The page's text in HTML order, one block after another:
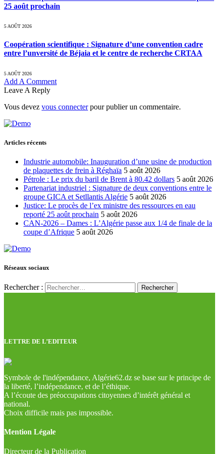
25 août prochain
5 AOÛT 2026
Coopération scientifique : Signature d’une convention cadre
entre l’unversité de Béjaia et le centre de recherche CRTAA
5 AOÛT 2026
Add A Comment
Leave A Reply
Vous devez vous connecterpour publier un commentaire.
Articles récents
Industrie automobile: Inauguration d’une usine de production
de plaquettes de frein à Réghaïa 5 août 2026
Pétrole : Le prix du baril de Brent à 80.42 dollars 5 août 2026
Partenariat industriel : Signature de deux conventions entre le
groupe GICA et Setllantis Algérie 5 août 2026
Justice: Le procès de l’ex ministre des ressources en eau
reporté 25 août prochain 5 août 2026
CAN-2026 – Dames : L’Algérie passe aux 1/4 de finale de la
coupe d’Afrique 5 août 2026
Réseaux sociaux
Rechercher :
LETTRE DE L’EDITEUR
Symbole de l'indépendance, Algérie62.dz se base sur le principe de
la liberté, l’indépendance, et de l’éthique.
A l’écoute des préoccupations citoyennes d’intérêt général et
national.
Choix difficile mais pas impossible.
Mention Légale
Directeur de la Publication